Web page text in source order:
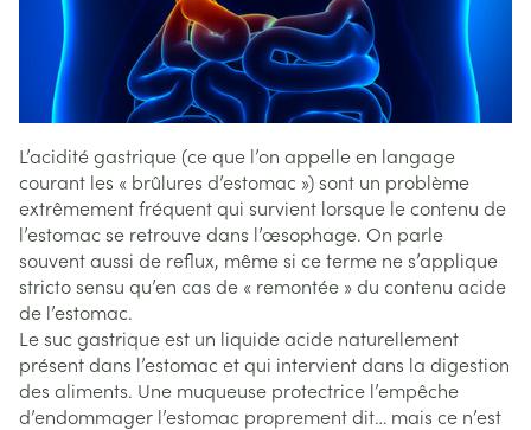
L’acidité gastrique (ce que l’on appelle en langage
courant les « brûlures d’estomac ») sont un problème
extrêmement fréquent qui survient lorsque le contenu de
l’estomac se retrouve dans l’œsophage. On parle
souvent aussi de reflux, même si ce terme ne s’applique
stricto sensu qu’en cas de « remontée » du contenu acide
de l’estomac.
Le suc gastrique est un liquide acide naturellement
présent dans l’estomac et qui intervient dans la digestion
des aliments. Une muqueuse protectrice l’empêche
d’endommager l’estomac proprement dit… mais ce n’est